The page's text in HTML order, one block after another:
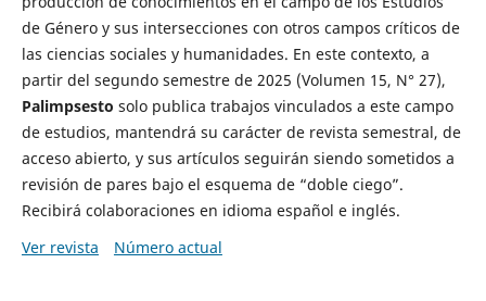
de Género y sus intersecciones con otros campos críticos de
las ciencias sociales y humanidades. En este contexto, a
partir del segundo semestre de 2025 (Volumen 15, N° 27),
Palimpsesto solo publica trabajos vinculados a este campo
de estudios, mantendrá su carácter de revista semestral, de
acceso abierto, y sus artículos seguirán siendo sometidos a
revisión de pares bajo el esquema de “doble ciego”.
Recibirá colaboraciones en idioma español e inglés.
Ver revista
Número actual